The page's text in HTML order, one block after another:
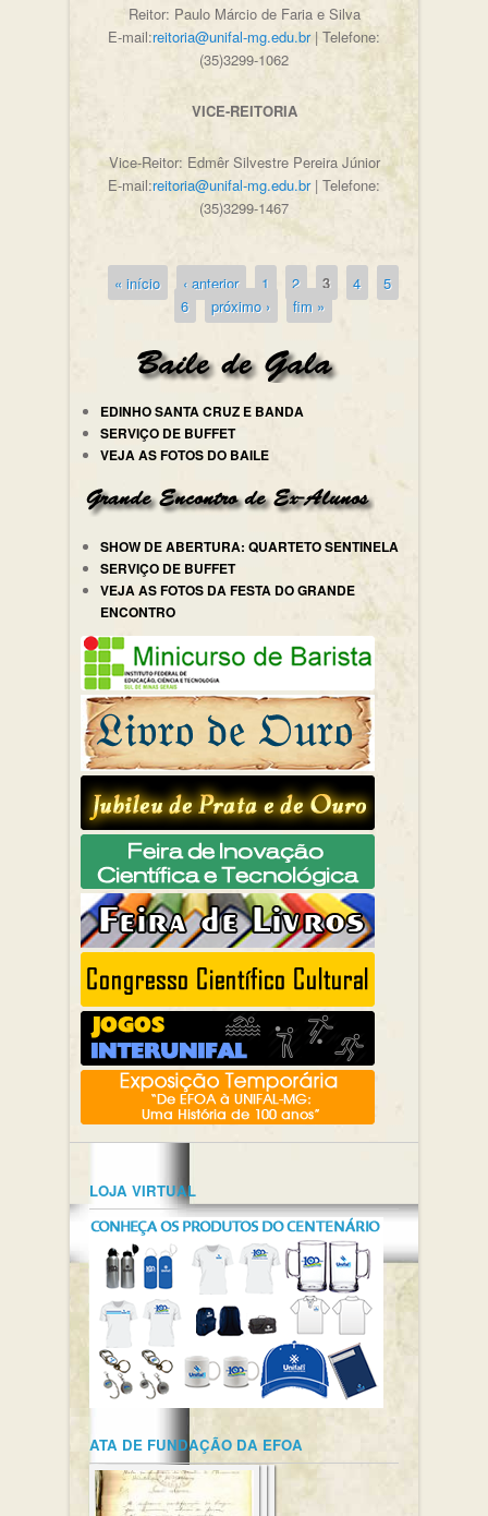
Reitor: Paulo Márcio de Faria e Silva
E-mail:reitoria@unifal-mg.edu.br| Telefone:
(35)3299-1062
VICE-REITORIA
Vice-Reitor: Edmêr Silvestre Pereira Júnior
E-mail:reitoria@unifal-mg.edu.br| Telefone:
(35)3299-1467
Páginas
« início ‹ anterior 1 2 3 4
5
6
próximo › fim »
EDINHO SANTA CRUZ E BANDA
SERVIÇO DE BUFFET
VEJA AS FOTOS DO BAILE
SHOW DE ABERTURA: QUARTETO SENTINELA
SERVIÇO DE BUFFET
VEJA AS FOTOS DA FESTA DO GRANDE
ENCONTRO
LOJA VIRTUAL
ATA DE FUNDAÇÃO DA EFOA